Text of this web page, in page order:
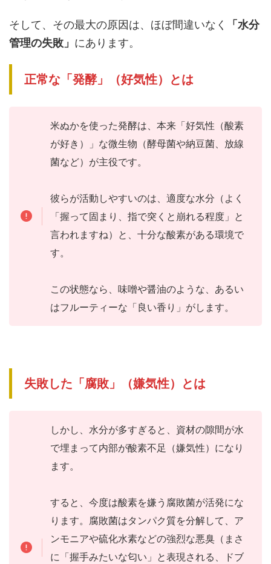
そして、その最大の原因は、ほぼ間違いなく
「水分
管理の失敗」 にあります。
正常な「発酵」（好気性）とは
米ぬかを使った発酵は、本来「好気性（酸素
が好き）」な微生物（酵母菌や納豆菌、放線
菌など）が主役です。
彼らが活動しやすいのは、適度な水分（よく
「握って固まり、指で突くと崩れる程度」と
言われますね）と、十分な酸素がある環境で
す。
この状態なら、味噌や醤油のような、あるい
はフルーティーな「良い香り」がします。
失敗した「腐敗」（嫌気性）とは
しかし、水分が多すぎると、資材の隙間が水
で埋まって内部が酸素不足（嫌気性）になり
ます。
すると、今度は酸素を嫌う腐敗菌が活発にな
ります。腐敗菌はタンパク質を分解して、ア
ンモニアや硫化水素などの強烈な悪臭（まさ
に「握手みたいな匂い」と表現される、ドブ